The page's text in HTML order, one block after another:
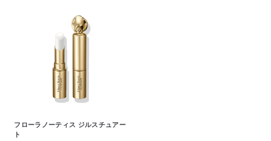
フローラノーティス ジルスチュアー
ト